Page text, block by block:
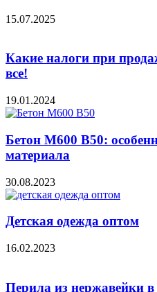
15.07.2025
Какие налоги при
все!
19.01.2024
Бетон М600 В50:
материала
30.08.2023
Детская одежда оптом
16.02.2023
Перила из нержавейки в